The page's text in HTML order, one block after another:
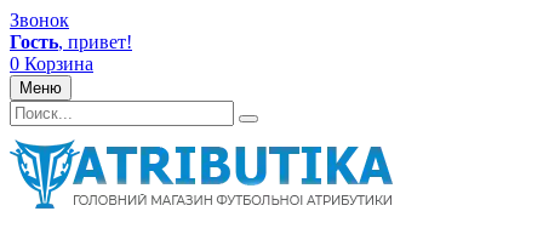
Звонок
Гость, привет!
0 Корзина
Меню